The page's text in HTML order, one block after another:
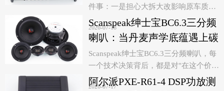
装喇叭，用扎实的用料与严谨的声学设
计，为预算有限却渴望音质跃升的车主
提供了理想解决方案，并且能够带来远
超期待的声音体验。
件事：一是担心大拆大改影响原车质
保、产生异响，二是怕花了钱却听不出
明显提升。Pioneer先锋依托八十余年深
厚电声技术底蕴，为多声道音响系统打
造了DEQ-80ACH-EC这款10声道DSP功
放，一机解决原车功率不足与声场调校
两大痛点。
2026-07-18
Scanspeak绅士宝BC6.3三分频
喇叭：当丹麦声学底蕴遇上碳
纤新世代
Scanspeak绅士宝BC6.3三分频喇叭，每
一个技术决策背后，都是对"在这个价位
段，什么对声音最重要"这一问题的严谨
2026-07-17
阿尔派PXE-R61-4 DSP功放测